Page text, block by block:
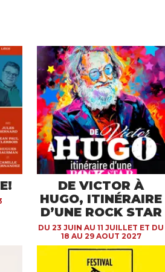
DE VICTOR À
HUGO, ITINÉRAIRE
D’UNE ROCK STAR
DU 23 JUIN AU 11 JUILLET ET DU
18 AU 29 AOUT 2027